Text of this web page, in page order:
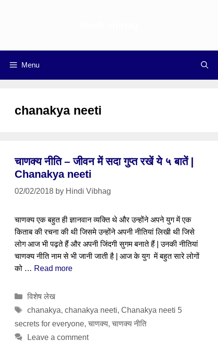
Menu
chanakya neeti
चाणक्य नीति – जीवन में सदा गुप्त रखें ये ५ बातें |
Chanakya neeti
02/02/2018 by Hindi Vibhag
चाणक्य एक बहुत ही ज्ञानवान व्यक्ति थे और उन्होंने अपने युग में एक
किताब की रचना की थी जिसमे उन्होंने अपनी नीतियां लिखी थी जिसे
लोग आज भी पढ़ते हैं और अपनी जिंदगी सुगम बनाते हैं | उनकी नीतियां
चाणक्य नीति नाम से भी जानी जाती है | आज के युग में बहुत सारे लोगों
को … Read more
Categories
विशेष लेख
Tags
chanakya, chanakya neeti, Chanakya neeti 5
secrets for everyone, चाणक्य, चाणक्य नीति
Leave a comment